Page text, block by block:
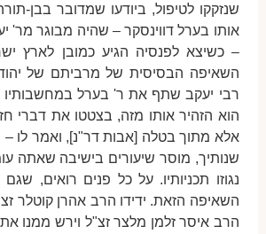
שנזקקו לטיפול, ביודעו שמדובר בבן-
אותו בערל דווינסקר – שהיה מבוגר מר'
– כשיצא לפנסיה הגיע כמובן לארץ
השאיפה הבסיסית של מרביתם של
רבי יעקב שתף את ר' בערל במחשבותיו
הוא הזהיר אותו מזה, בצטטו את דברי
אלא מתוך בטלה [אבות דר"נ], ואמר לו
שנותיך, מוסר שיעורים בישיבה שאתה
נגוזו תכניותיו. על כל פנים רואים,
השאיפה הזאת. ידידו הרב אהרן קוטלר
הרב איסר זלמן מלצר זצ"ל וירש ממנו